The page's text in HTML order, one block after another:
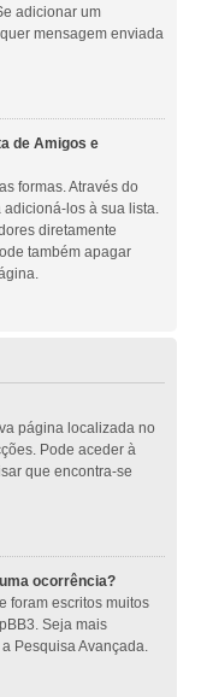
adicionar um
mensagem enviada
de Amigos e
formas. Através do
adicioná-los à sua lista.
diretamente
também apagar
página localizada no
Pode aceder à
que encontra-se
ocorrência?
foram escritos muitos
Seja mais
Pesquisa Avançada.